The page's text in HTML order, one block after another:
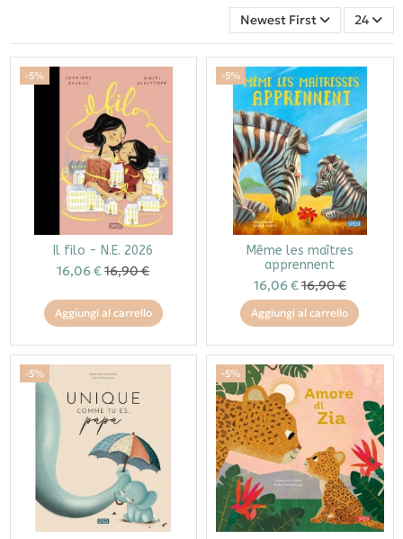
Newest First 24
-5%
Il filo - N.E. 2026
16,06 €16,90 €
Aggiungi al carrello
-5%
Même les maîtres
apprennent
16,06 €16,90 €
Aggiungi al carrello
-5% -5%